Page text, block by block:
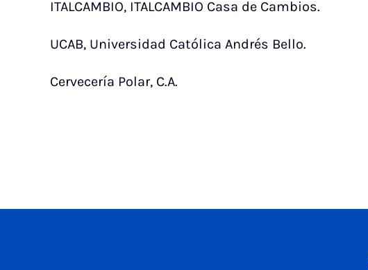
ITALCAMBIO, ITALCAMBIO Casa de Cambios.
UCAB, Universidad Católica Andrés Bello.
Cervecería Polar, C.A.